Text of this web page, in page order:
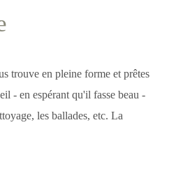
trouve en pleine forme et prêtes
- en espérant qu'il fasse beau -
les ballades, etc. La